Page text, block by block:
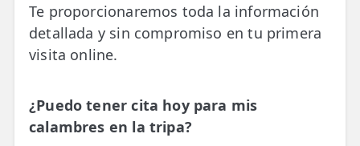
Te proporcionaremos toda la información
detallada y sin compromiso en tu primera
visita online.
¿Puedo tener cita hoy para mis
calambres en la tripa?